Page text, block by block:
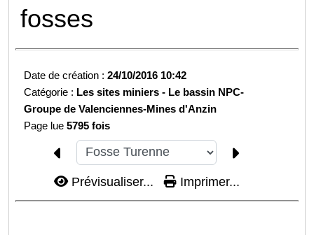
fosses
Date de création :24/10/2016 10:42
Catégorie : Les sites miniers - Le bassin NPC-
Groupe de Valenciennes-Mines d'Anzin
Page lue5795 fois
Prévisualiser... Imprimer...